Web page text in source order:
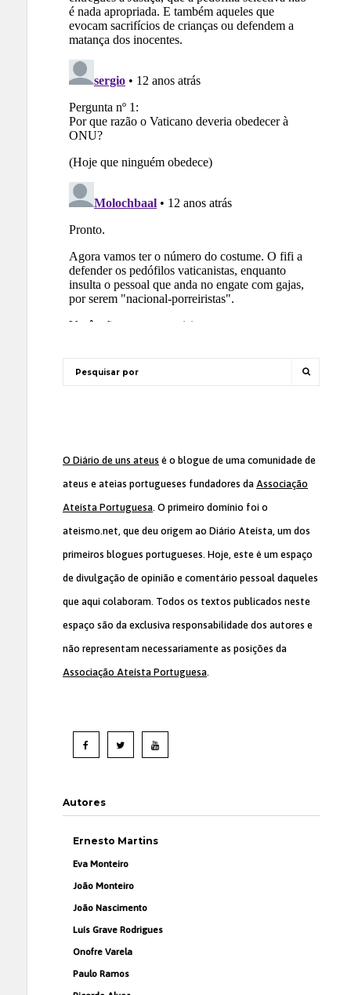
O Diário de uns ateus é o blogue de uma comunidade de
ateus e ateias portugueses fundadores da Associação
Ateísta Portuguesa. O primeiro domínio foi o
ateismo.net, que deu origem ao Diário Ateísta, um dos
primeiros blogues portugueses. Hoje, este é um espaço
de divulgação de opinião e comentário pessoal daqueles
que aqui colaboram. Todos os textos publicados neste
espaço são da exclusiva responsabilidade dos autores e
não representam necessariamente as posições da
Associação Ateísta Portuguesa.
Autores
Ernesto Martins
Eva Monteiro
João Monteiro
João Nascimento
Luís Grave Rodrigues
Onofre Varela
Paulo Ramos